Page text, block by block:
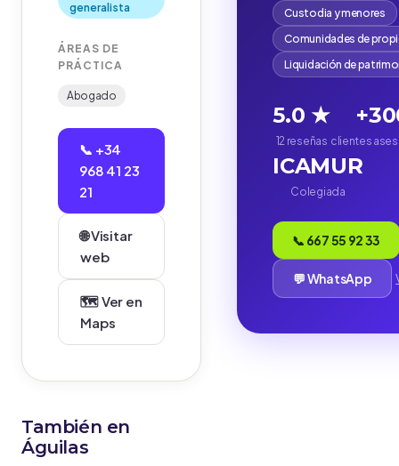
generalista
ÁREAS DE
PRÁCTICA
Abogado
📞 +34
968 41 23
21
🌐 Visitar
web
🗺️ Ver en
Maps
También en
Águilas
Custodia y menores
Comunidades de
Liquidación de
5.0 ★
12 reseñas clientes
ICAMUR
Colegiada
📞 667 55 92 33
💬 WhatsApp